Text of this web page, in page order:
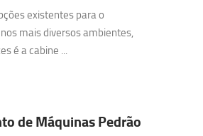
existentes para o
mais diversos ambientes,
é a cabine ...
de Máquinas Pedrão